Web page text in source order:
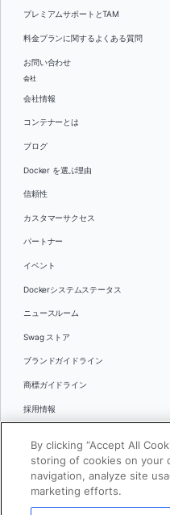
プレミアムサポートとTAM
料金プランに関するよくある質問
お問い合わせ
会社
会社情報
コンテナーとは
ブログ
Docker を選ぶ理由
信頼性
カスタマーサクセス
パートナー
イベント
Dockerシステムステータス
ニュースルーム
Swag ストア
ブランドガイドライン
商標ガイドライン
採用情報
言語
日本語
By clicking “Accept All
storing of cookies on your
navigation, analyze site
marketing efforts.